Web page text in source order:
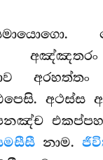
අරහත්තං
අථස්ස
නාම.